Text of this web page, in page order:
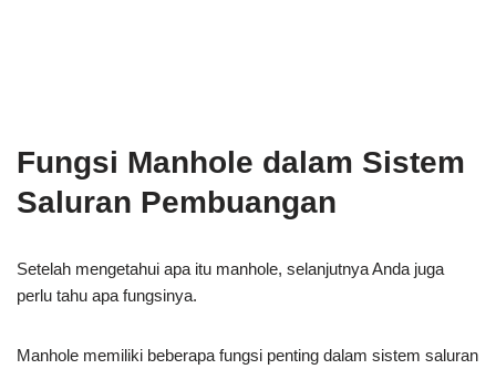
Fungsi Manhole dalam Sistem
Saluran Pembuangan
Setelah mengetahui apa itu manhole, selanjutnya Anda juga
perlu tahu apa fungsinya.
Manhole memiliki beberapa fungsi penting dalam sistem saluran